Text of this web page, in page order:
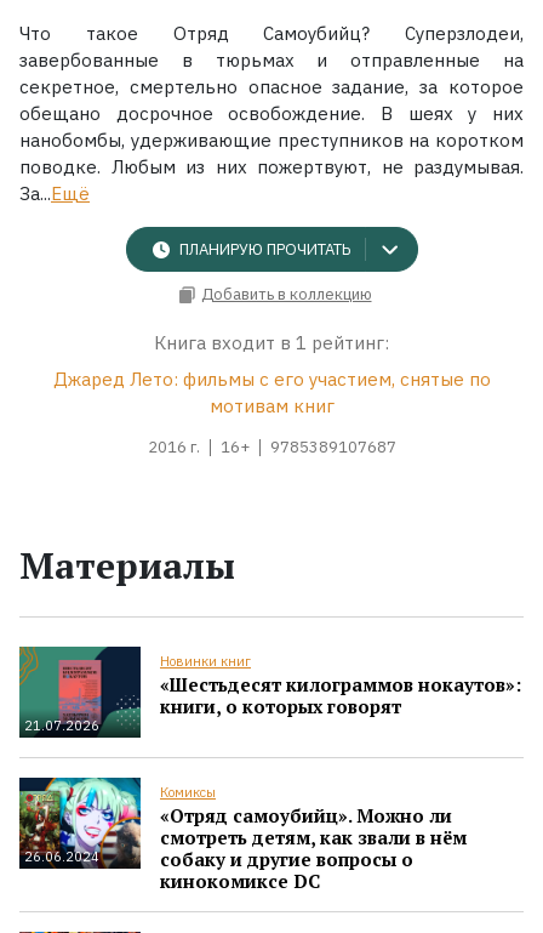
Что такое Отряд Самоубийц? Суперзлодеи,
завербованные в тюрьмах и отправленные на
секретное, смертельно опасное задание, за которое
обещано досрочное освобождение. В шеях у них
нанобомбы, удерживающие преступников на коротком
поводке. Любым из них пожертвуют, не раздумывая.
За...Ещё
ПЛАНИРУЮ ПРОЧИТАТЬ
Добавить в коллекцию
Книга входит в 1 рейтинг:
Джаред Лето: фильмы с его участием, снятые по
мотивам книг
2016 г. 16+ 9785389107687
Материалы
21.07.2026
Новинки книг
«Шестьдесят килограммов нокаутов»:
книги, о которых говорят
26.06.2024
Комиксы
«Отряд самоубийц». Можно ли
смотреть детям, как звали в нём
собаку и другие вопросы о
кинокомиксе DC